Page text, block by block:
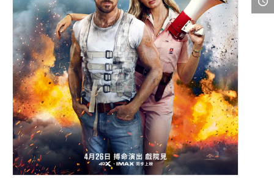
影城公告
影城活動
中獎名單
合作夥伴
商家介紹
加入iShow